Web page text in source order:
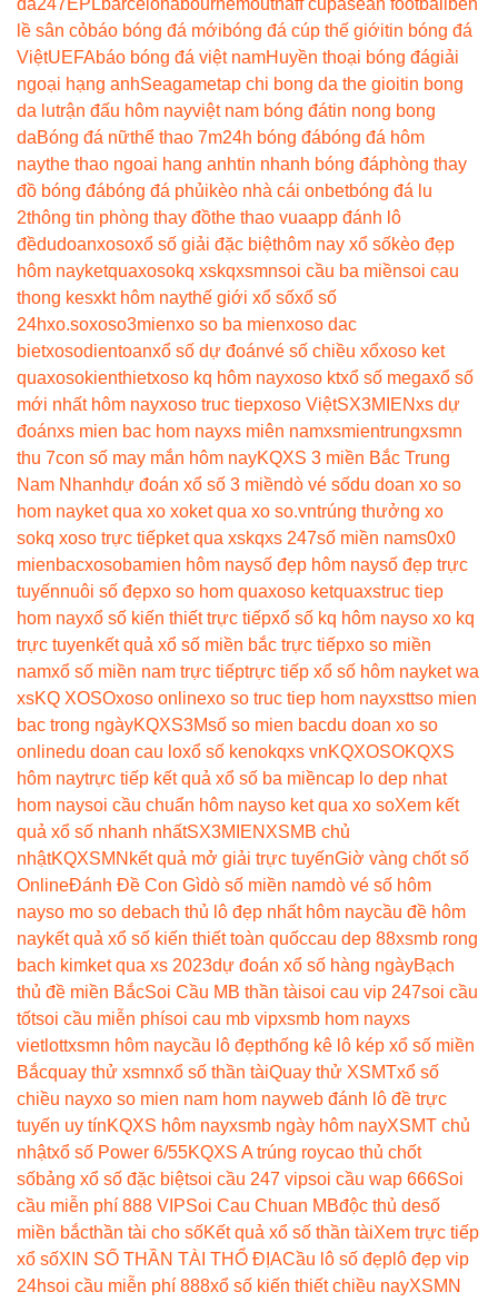
da247 EPLbarcelonabournemouthaff cupasean football
bên
lề sân cỏbáo bóng đá mớibóng đá cúp thế giớitin bóng đá
ViệtUEFAbáo bóng đá việt namHuyền thoại bóng đágiải
ngoại hạng anhSeagametap chi bong da the gioitin bong
da lutrận đấu hôm nayviệt nam bóng đátin nong bong
daBóng đá nữthể thao 7m24h bóng đábóng đá hôm
naythe thao ngoai hang anhtin nhanh bóng đáphòng thay
đồ bóng đábóng đá phủikèo nhà cái onbetbóng đá lu
2thông tin phòng thay đồthe thao vuaapp đánh lô
đềdudoanxosoxổ số giải đặc biệthôm nay xổ sốkèo đẹp
hôm nayketquaxosokq xskqxsmnsoi cầu ba miềnsoi cau
thong kesxkt hôm naythế giới xổ sốxổ số
24hxo.soxoso3mienxo so ba mienxoso dac
bietxosodientoanxổ số dự đoánvé số chiều xổxoso ket
quaxosokienthietxoso kq hôm nayxoso ktxổ số megaxổ số
mới nhất hôm nayxoso truc tiepxoso ViệtSX3MIENxs dự
đoánxs mien bac hom nayxs miên namxsmientrungxsmn
thu 7con số may mắn hôm nayKQXS 3 miền Bắc Trung
Nam Nhanhdự đoán xổ số 3 miềndò vé sốdu doan xo so
hom nayket qua xo xoket qua xo so.vntrúng thưởng xo
sokq xoso trực tiếpket qua xskqxs 247số miền nams0x0
mienbacxosobamien hôm naysố đẹp hôm naysố đẹp trực
tuyếnnuôi số đẹpxo so hom quaxoso ketquaxstruc tiep
hom nayxổ số kiến thiết trực tiếpxổ số kq hôm nayso xo kq
trực tuyenkết quả xổ số miền bắc trực tiếpxo so miền
namxổ số miền nam trực tiếptrực tiếp xổ số hôm nayket wa
xsKQ XOSOxoso onlinexo so truc tiep hom nayxsttso mien
bac trong ngàyKQXS3Msố so mien bacdu doan xo so
onlinedu doan cau loxổ số kenokqxs vnKQXOSOKQXS
hôm naytrực tiếp kết quả xổ số ba miềncap lo dep nhat
hom naysoi cầu chuẩn hôm nayso ket qua xo soXem kết
quả xổ số nhanh nhấtSX3MIEN XSMB chủ
nhậtKQXSMN kết quả mở giải trực tuyếnGiờ vàng chốt số
OnlineĐánh Đề Con Gìdò số miền namdò vé số hôm
nayso mo so debach thủ lô đẹp nhất hôm naycầu đề hôm
naykết quả xổ số kiến thiết toàn quốccau dep 88xsmb rong
bach kimket qua xs 2023dự đoán xổ số hàng ngàyBạch
thủ đề miền BắcSoi Cầu MB thần tàisoi cau vip 247soi cầu
tốtsoi cầu miễn phísoi cau mb vipxsmb hom nayxs
vietlottxsmn hôm naycầu lô đẹpthống kê lô kép xổ số miền
Bắcquay thử xsmnxổ số thần tàiQuay thử XSMTxổ số
chiều nayxo so mien nam hom nayweb đánh lô đề trực
tuyến uy tínKQXS hôm nayxsmb ngày hôm nayXSMT chủ
nhậtxổ số Power 6/55KQXS A trúng roycao thủ chốt
sốbảng xổ số đặc biệtsoi cầu 247 vipsoi cầu wap 666Soi
cầu miễn phí 888 VIPSoi Cau Chuan MBđộc thủ desố
miền bắcthần tài cho sốKết quả xổ số thần tàiXem trực tiếp
xổ sốXIN SỐ THẦN TÀI THỔ ĐỊACầu lô số đẹp lô đẹp vip
24hsoi cầu miễn phí 888xổ số kiến thiết chiều nayXSMN